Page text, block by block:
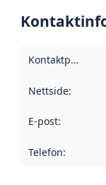
Kontaktpunkt
Nettside:
E-post:
Telefon: